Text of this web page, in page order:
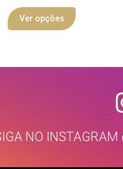
Ver opções
NO